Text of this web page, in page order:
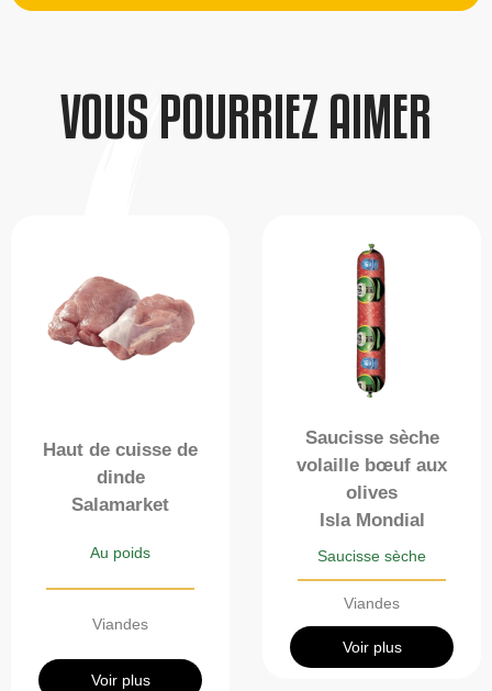
VOUS POURRIEZ AIMER
Haut de cuisse de
dinde
Salamarket
Au poids
Viandes
Voir plus
Saucisse sèche
volaille bœuf aux
olives
Isla Mondial
Saucisse sèche
Viandes
Voir plus